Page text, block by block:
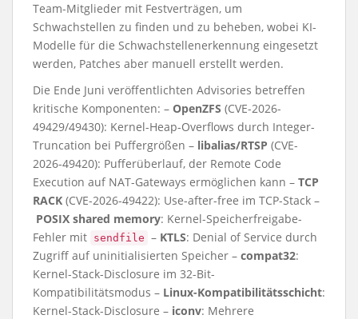
Team-Mitglieder mit Festverträgen, um
Schwachstellen zu finden und zu beheben, wobei KI-
Modelle für die Schwachstellenerkennung eingesetzt
werden, Patches aber manuell erstellt werden.
Die Ende Juni veröffentlichten Advisories betreffen
kritische Komponenten: – OpenZFS (CVE-2026-
49429/49430): Kernel-Heap-Overflows durch Integer-
Truncation bei Puffergrößen – libalias/RTSP (CVE-
2026-49420): Pufferüberlauf, der Remote Code
Execution auf NAT-Gateways ermöglichen kann – TCP
RACK (CVE-2026-49422): Use-after-free im TCP-Stack –
POSIX shared memory: Kernel-Speicherfreigabe-
Fehler mit sendfile – KTLS: Denial of Service durch
Zugriff auf uninitialisierten Speicher – compat32:
Kernel-Stack-Disclosure im 32-Bit-
Kompatibilitätsmodus – Linux-Kompatibilitätsschicht:
Kernel-Stack-Disclosure – iconv: Mehrere